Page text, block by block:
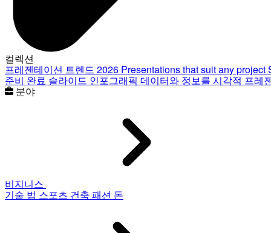
컬렉션
프레젠테이션 트렌드 2026 Presentations that suit any project
준비 완료 슬라이드 인포그래픽 데이터와 정보를 시각적 프레
분야
비지니스
기술 법 스포츠 건축 패션 돈